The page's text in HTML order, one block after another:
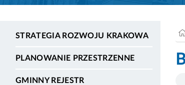
STRATEGIA ROZWOJU KRAKOWA
PLANOWANIE PRZESTRZENNE
GMINNY REJESTR